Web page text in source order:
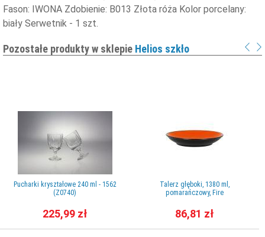
Fason: IWONA Zdobienie: B013 Złota róża Kolor porcelany:
biały Serwetnik - 1 szt.
Pozostałe produkty w sklepie Helios szkło
Pucharki kryształowe 240 ml - 1562
(Z0740)
225,99 zł
Talerz głęboki, 1380 ml,
pomarańczowy, Fire
86,81 zł